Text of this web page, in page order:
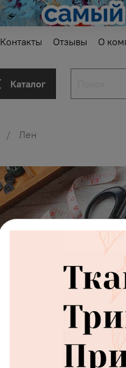
Контакты Отзывы О
Каталог
Лен